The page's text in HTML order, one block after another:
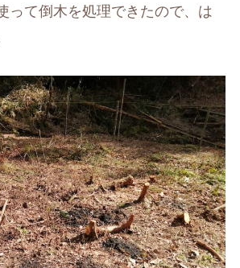
って倒木を処理できたので、は